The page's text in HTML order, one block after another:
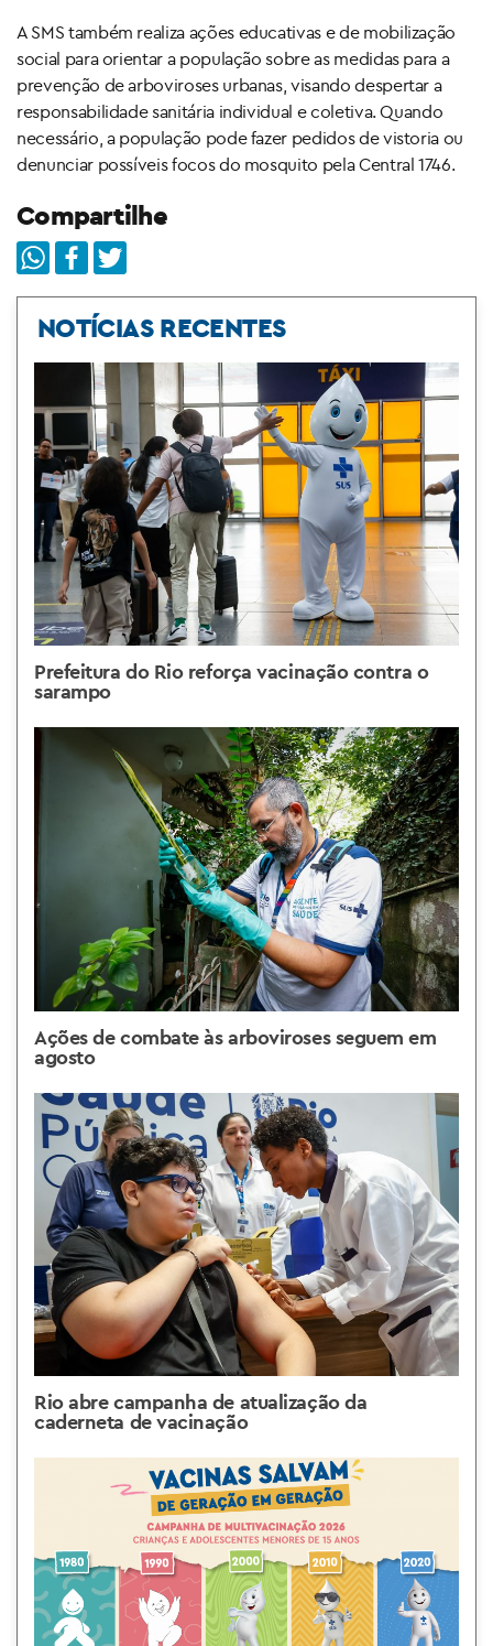
A SMS também realiza ações educativas e de mobilização
social para orientar a população sobre as medidas para a
prevenção de arboviroses urbanas, visando despertar a
responsabilidade sanitária individual e coletiva. Quando
necessário, a população pode fazer pedidos de vistoria ou
denunciar possíveis focos do mosquito pela Central 1746.
Compartilhe
NOTÍCIAS RECENTES
Prefeitura do Rio reforça vacinação contra o
sarampo
Ações de combate às arboviroses seguem em
agosto
Rio abre campanha de atualização da
caderneta de vacinação